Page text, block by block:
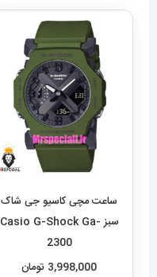
ساعت مچی کاسیو جی شاک
سبز Casio G-Shock Ga-
2300
3,998,000 تومان